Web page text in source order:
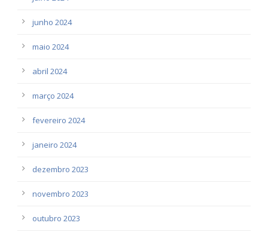
junho 2024
maio 2024
abril 2024
março 2024
fevereiro 2024
janeiro 2024
dezembro 2023
novembro 2023
outubro 2023